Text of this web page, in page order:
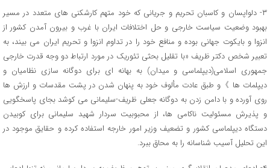
٣- دلواپسان و کاسبان تحریم و جریانى که خود متهم کارشکنى هاى متعدد در مسیر
بهبود وضعیت سیاست خارجى و حل اختلافات ایران با غرب و بیرون آمدن کشور از
انزوا و بایکوت جهانى بوده و منافع خود را در تداوم انزوا و تحریم ایران مى بیند، به
تعبیر شخص دکتر ظریف «با تقلیل بحثى تئوریک در مورد ارتباط دو وجه قدرت خارجى
جمهورى اسلامى(دیپلماسى و میدان) به بهانه اى براى دوگانه سازى نظامیان و
دیپلمات ها 》و طبق عادت مألوف خود به پنهان شدن در پشت مقدسات و ارزش ها
روى آورده و با دامن زدن به دوگانه جعلى ظریف-سلیمانى مى کوشد بجاى پاسخگویى
و پذیرش مسئولیت ناکامى ها، از محبوبیت سردار شهید سلیمانى براى کوبیدن
دستگاه دیپلماسى کشور و تضعیف وزیر امور خارجه استفاده کرده و حقایق موجود در
این تحلیل آسیب شناسانه را به محاق ببرد.